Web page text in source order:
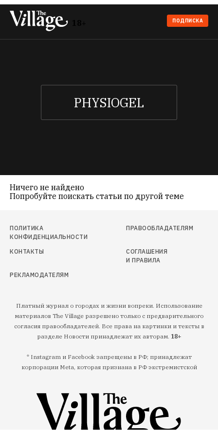
ПОДПИСКА
Ничего не найдено
Попробуйте поискать статьи по другой теме
ПОЛИТИКА
КОНФИДЕНЦИАЛЬНОСТИ
ПРАВООБЛАДАТЕЛЯМ
КОНТАКТЫ
СОГЛАШЕНИЯ
И ПРАВИЛА
РЕКЛАМОДАТЕЛЯМ
Платный журнал о городах и жизни вопреки. Использование
материалов The Village разрешено только с предварительного
согласия правообладателей. Все права на картинки и тексты в
разделе Новости принадлежат их авторам. 18+
* Instagram и Facebook запрещены в РФ; принадлежат
корпорации Meta, которая признана в РФ экстремистской